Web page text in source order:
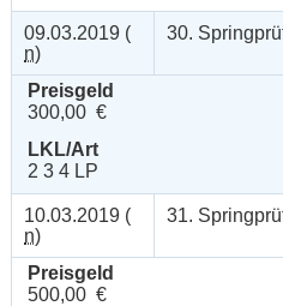
09.03.2019 (
n)
30.
Preisgeld
300,00 €
LKL/Art
2 3 4 LP
10.03.2019 (
n)
31.
Preisgeld
500,00 €